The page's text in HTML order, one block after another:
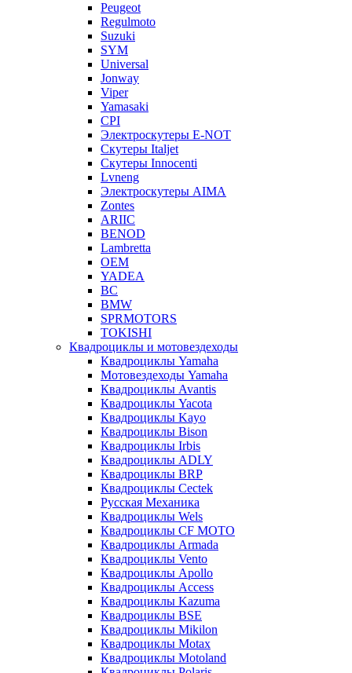
Peugeot
Regulmoto
Suzuki
SYM
Universal
Jonway
Viper
Yamasaki
CPI
Электроскутеры E-NOT
Скутеры Italjet
Скутеры Innocenti
Lvneng
Электроскутеры AIMA
Zontes
ARIIC
BENOD
Lambretta
OEM
YADEA
BC
BMW
SPRMOTORS
TOKISHI
Квадроциклы и мотовездеходы
Квадроциклы Yamaha
Мотовездеходы Yamaha
Квадроциклы Avantis
Квадроциклы Yacota
Квадроциклы Kayo
Квадроциклы Bison
Квадроциклы Irbis
Квадроциклы ADLY
Квадроциклы BRP
Квадроциклы Cectek
Русская Механика
Квадроциклы Wels
Квадроциклы CF MOTO
Квадроциклы Armada
Квадроциклы Vento
Квадроциклы Apollo
Квадроциклы Access
Квадроциклы Kazuma
Квадроциклы BSE
Квадроциклы Mikilon
Квадроциклы Motax
Квадроциклы Motoland